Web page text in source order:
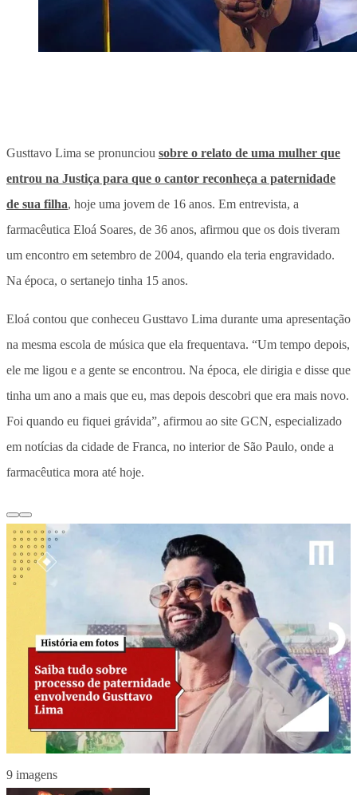
Gusttavo Lima se pronunciou sobre o relato de uma mulher que
entrou na Justiça para que o cantor reconheça a paternidade
de sua filha, hoje uma jovem de 16 anos. Em entrevista, a
farmacêutica Eloá Soares, de 36 anos, afirmou que os dois tiveram
um encontro em setembro de 2004, quando ela teria engravidado.
Na época, o sertanejo tinha 15 anos.
Eloá contou que conheceu Gusttavo Lima durante uma apresentação
na mesma escola de música que ela frequentava. “Um tempo depois,
ele me ligou e a gente se encontrou. Na época, ele dirigia e disse que
tinha um ano a mais que eu, mas depois descobri que era mais novo.
Foi quando eu fiquei grávida”, afirmou ao site GCN, especializado
em notícias da cidade de Franca, no interior de São Paulo, onde a
farmacêutica mora até hoje.
9 imagens